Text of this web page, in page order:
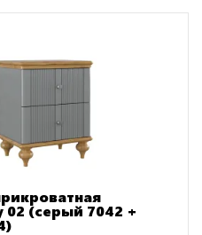
02 (серый 7042 +